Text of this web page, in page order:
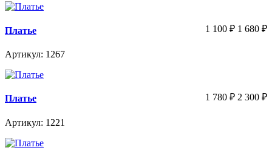
Платье
Артикул: 1267
1 100 ₽ 1 680 ₽
Платье
Артикул: 1221
1 780 ₽ 2 300 ₽